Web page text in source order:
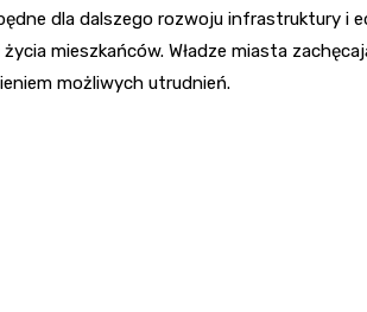
dla dalszego rozwoju infrastruktury i
mieszkańców. Władze miasta
możliwych utrudnień.